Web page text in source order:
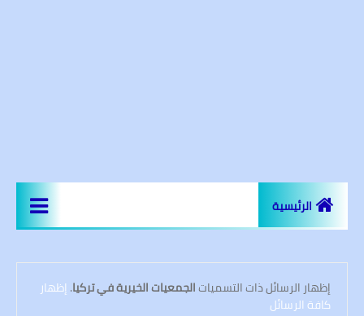
الرئيسية
المعالم السياحية
‏إظهار الرسائل ذات التسمياتالجمعيات الخيرية في تركيا.إظهار
كافة الرسائل